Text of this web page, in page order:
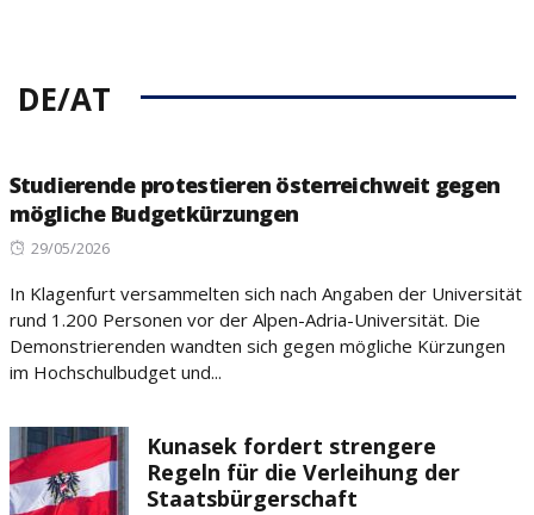
DE/AT
Studierende protestieren österreichweit gegen
mögliche Budgetkürzungen
Posted
29/05/2026
In Klagenfurt versammelten sich nach Angaben der Universität
rund 1.200 Personen vor der Alpen-Adria-Universität. Die
Demonstrierenden wandten sich gegen mögliche Kürzungen
im Hochschulbudget und...
Kunasek fordert strengere
Regeln für die Verleihung der
Staatsbürgerschaft